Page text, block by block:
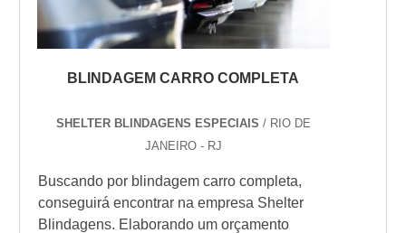
BLINDAGEM CARRO COMPLETA
SHELTER BLINDAGENS ESPECIAIS / RIO DE
JANEIRO - RJ
Buscando por blindagem carro completa,
conseguirá encontrar na empresa Shelter
Blindagens. Elaborando um orçamento